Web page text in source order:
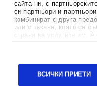
сайта ни, с
си партньори и
комбинират с друга
или с такава, която са
страна на услугите им.
тук.
ВСИЧКИ ПРИЕТИ
стремим да ви
имате някакви въпроси или